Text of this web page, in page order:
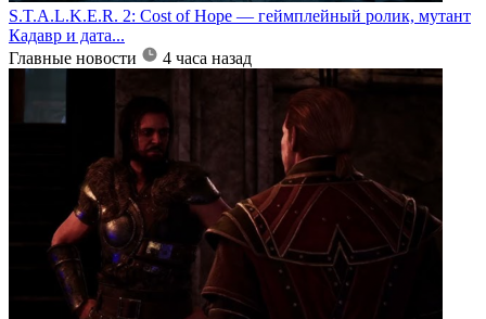
S.T.A.L.K.E.R. 2: Cost of Hope — геймплейный ролик, мутант
Кадавр и дата...
Главные новости
4 часа назад